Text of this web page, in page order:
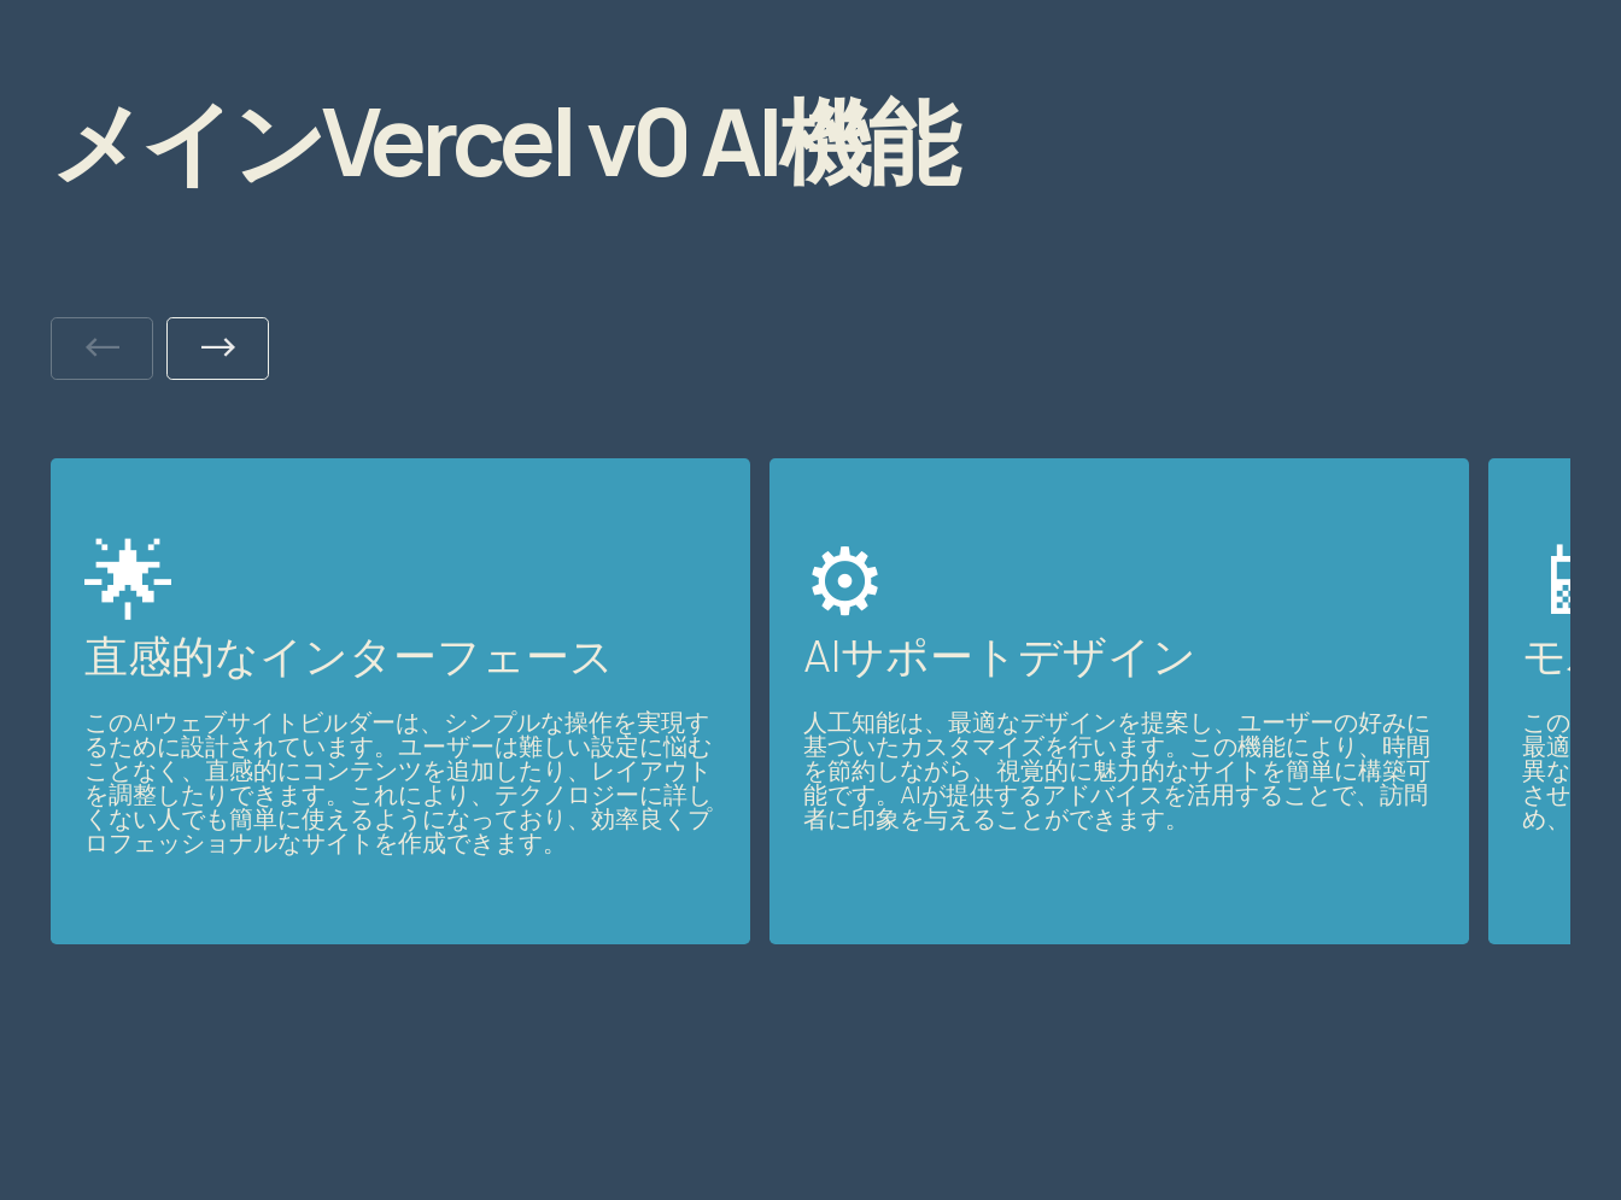
メインVercel v0 AI機能
🌟
直感的なインターフェース
このAIウェブサイトビルダーは、シンプルな操作を実現す
るために設計されています。ユーザーは難しい設定に悩む
ことなく、直感的にコンテンツを追加したり、レイアウト
を調整したりできます。これにより、テクノロジーに詳し
くない人でも簡単に使えるようになっており、効率良くプ
ロフェッショナルなサイトを作成できます。
⚙️
AIサポートデザイン
人工知能は、最適なデザインを提案し、ユーザーの好みに
基づいたカスタマイズを行います。この機能により、時間
を節約しながら、視覚的に魅力的なサイトを簡単に構築可
能です。AIが提供するアドバイスを活用することで、訪問
者に印象を与えることができます。
📱
モ
このビ
最適化
異なる
させま
め、ア
Next